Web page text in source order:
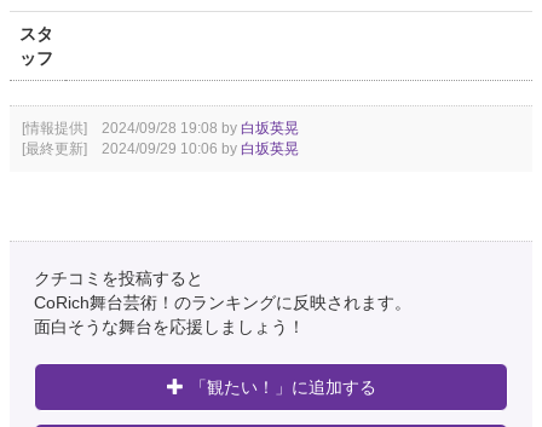
スタ
ッフ
[情報提供] 2024/09/28 19:08 by 白坂英晃
[最終更新] 2024/09/29 10:06 by 白坂英晃
クチコミを投稿すると
CoRich舞台芸術！のランキングに反映されます。
面白そうな舞台を応援しましょう！
「観たい！」に追加する